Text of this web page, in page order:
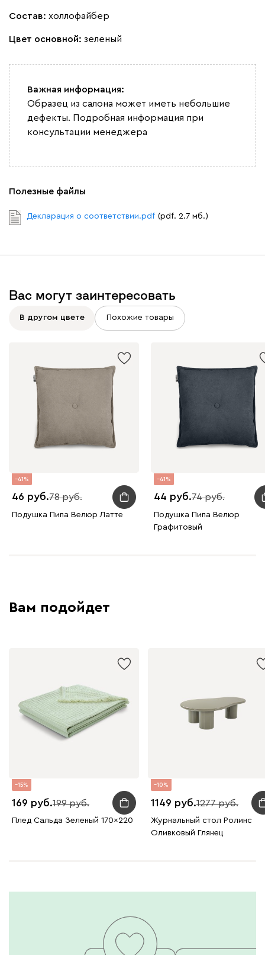
Состав: холлофайбер
Цвет основной: зеленый
Важная информация:
Образец из салона может иметь небольшие
дефекты. Подробная информация при
консультации менеджера
Полезные файлы
Декларация о соответствии.pdf (pdf. 2.7 мб.)
Вас могут заинтересовать
В другом цвете Похожие товары
41
46 78
Подушка Пипа Велюр Латте
41
44 74
Подушка Пипа Велюр
Графитовый
Вам подойдет
15
169 199
Плед Сальда Зеленый 170x220
10
1149 1277
Журнальный стол Ролинс
Оливковый Глянец